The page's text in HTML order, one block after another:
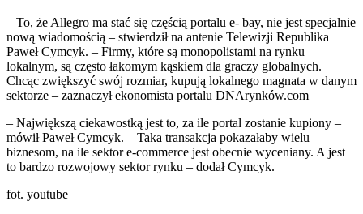
– To, że Allegro ma stać się częścią portalu e- bay, nie jest specjalnie
nową wiadomością – stwierdził na antenie Telewizji Republika
Paweł Cymcyk. – Firmy, które są monopolistami na rynku
lokalnym, są często łakomym kąskiem dla graczy globalnych.
Chcąc zwiększyć swój rozmiar, kupują lokalnego magnata w danym
sektorze – zaznaczył ekonomista portalu DNArynków.com
– Największą ciekawostką jest to, za ile portal zostanie kupiony –
mówił Paweł Cymcyk. – Taka transakcja pokazałaby wielu
biznesom, na ile sektor e-commerce jest obecnie wyceniany. A jest
to bardzo rozwojowy sektor rynku – dodał Cymcyk.
fot. youtube